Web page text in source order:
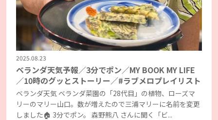
2025.08.23
ベランダ天気予報／3分でポン／MY BOOK MY LIFE
／10時のグッとストーリー／#ラブメロプレイリスト
ベランダ天気 ベランダ菜園の「28代目」の植物、ローズマ
リーのマリー山口。数が増えたので三浦マリーに名前を変更
しました🏠 3分でポン。 森野熊八 さんに聞く「ビ...